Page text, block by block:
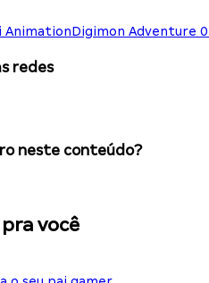
AnimationDigimon Adventure
redes
neste conteúdo?
você